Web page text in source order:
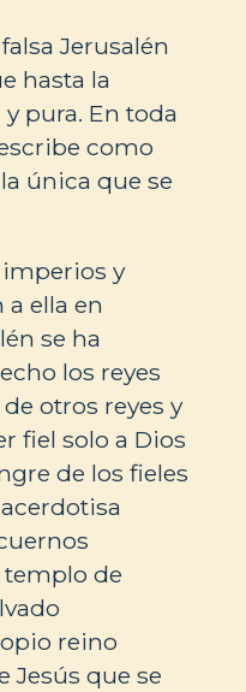
Jerusalén
hasta la
pura. En toda
como
única que se
y
ella en
se ha
los reyes
otros reyes y
fiel solo a Dios
de los fieles
templo de
reino
Jesús que se